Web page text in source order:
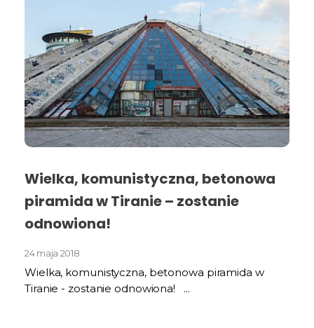
Wielka, komunistyczna, betonowa
piramida w Tiranie – zostanie
odnowiona!
24 maja 2018
Wielka, komunistyczna, betonowa piramida w
Tiranie - zostanie odnowiona! ...